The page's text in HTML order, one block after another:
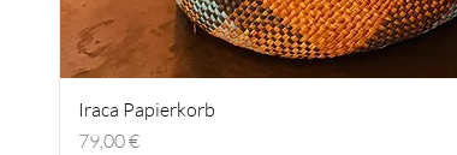
Iraca Papierkorb
Preis
79,00 €